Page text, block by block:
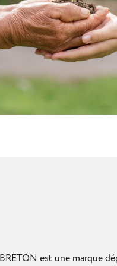
est une marque